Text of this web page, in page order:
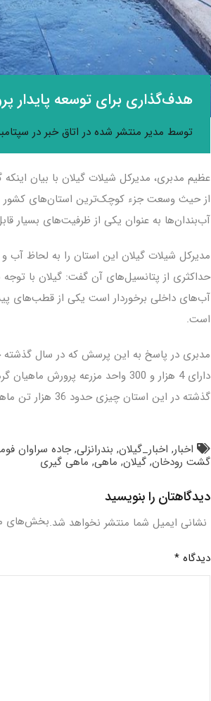
هدف‌گذاری برای توسعه پایدار
توسط مدیر منتشر شده در اتاق خبر در سپتامبر 22,
عظیم مدبری، مدیرکل شیلات گیلان با بیان
از حیث وسعت جزء کوچک‌ترین استان‌های
آب‌بندان‌ها به عنوان یکی از ظرفیت‌های بسیار
مدیرکل شیلات گیلان این استان را به لحاظ آب
حداکثری از پتانسیل‌های آن گفت:‌ گیلان با توجه
آب‌های داخلی برخوردار است یکی از قطب‌های
است.
مدبری در پاسخ به این پرسش که در سال گذشته
گذشته در این استان چیزی حدود 36 هزار تن ماهی گرمابی تولید و روانه بازار شده است.
اخبار, اخبار_گیلان, بندرانزلی,جاده سراوان
گشت رودخان,گیلان, ماهی, ماهی گیری
دیدگاهتان را بنویسید
نشانی ایمیل شما منتشر نخواهد شد.بخش‌های
دیدگاه*